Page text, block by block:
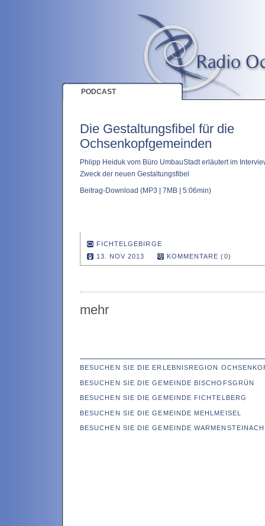
PODCAST
Die Gestaltungsfibel für die
Ochsenkopfgemeinden
Phlipp Heiduk vom Büro UmbauStadt erläutert im
Zweck der neuen Gestaltungsfibel
Beitrag-Download (MP3 | 7MB | 5:06min)
FICHTELGEBIRGE
13. NOV 2013
KOMMENTARE (0)
mehr
BESUCHEN SIE DIE ERLEBNISREGION
BESUCHEN SIE DIE GEMEINDE BISCHOFSGRÜN
BESUCHEN SIE DIE GEMEINDE FICHTELBERG
BESUCHEN SIE DIE GEMEINDE MEHLMEISEL
BESUCHEN SIE DIE GEMEINDE WARMENSTEINACH